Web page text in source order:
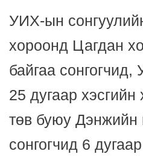
УИХ-ын
хороонд Цагдан
байгаа
25 дугаар
төв буюу Дэнжийн
сонгогчид 6